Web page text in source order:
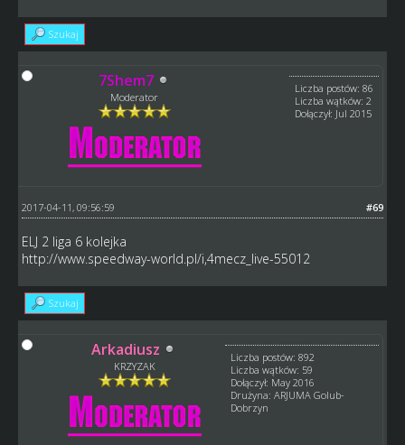
Szukaj
7Shem7
Moderator
Liczba postów: 86
Liczba wątków: 2
Dołączył: Jul 2015
#69
2017-04-11, 09:56:59
ELJ 2 liga 6 kolejka
http://www.speedway-world.pl/i,4mecz_live-55012
Szukaj
Arkadiusz
KRZYZAK
Liczba postów: 892
Liczba wątków: 59
Dołączył: May 2016
Drużyna: ARJUMA Golub-
Dobrzyn